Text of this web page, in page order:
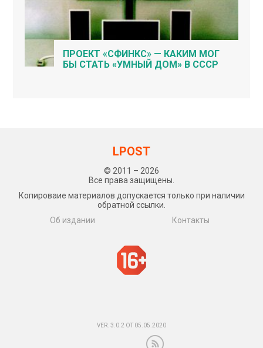
ПРОЕКТ «СФИНКС» — КАКИМ МОГ
БЫ СТАТЬ «УМНЫЙ ДОМ» В СССР
LPOST
© 2011 – 2026
Все права защищены.
Копироваие материалов допускается только при наличии
обратной ссылки.
Об издании
Контакты
VER. 3.0.2 ОТ 05.05.2020